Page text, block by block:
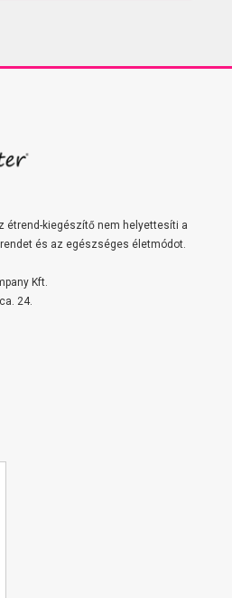
étrend-kiegészítő nem helyettesíti a
és az egészséges életmódot.
Kft.
24.